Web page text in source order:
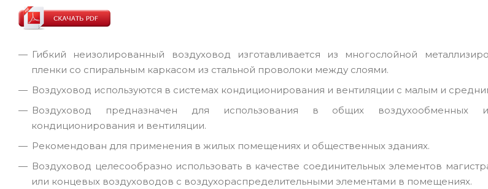
Гибкий неизолированный воздуховод изготавливается из многослойной
пленки со спиральным каркасом из стальной проволоки между слоями.
Воздуховод используются в системах кондиционирования и вентиляции с малым и
Воздуховод предназначен для использования в общих воздухообменных
кондиционирования и вентиляции.
Рекомендован для применения в жилых помещениях и общественных зданиях.
Воздуховод целесообразно использовать в качестве соединительных элементов
или концевых воздуховодов с воздухораспределительными элементами в помещениях.